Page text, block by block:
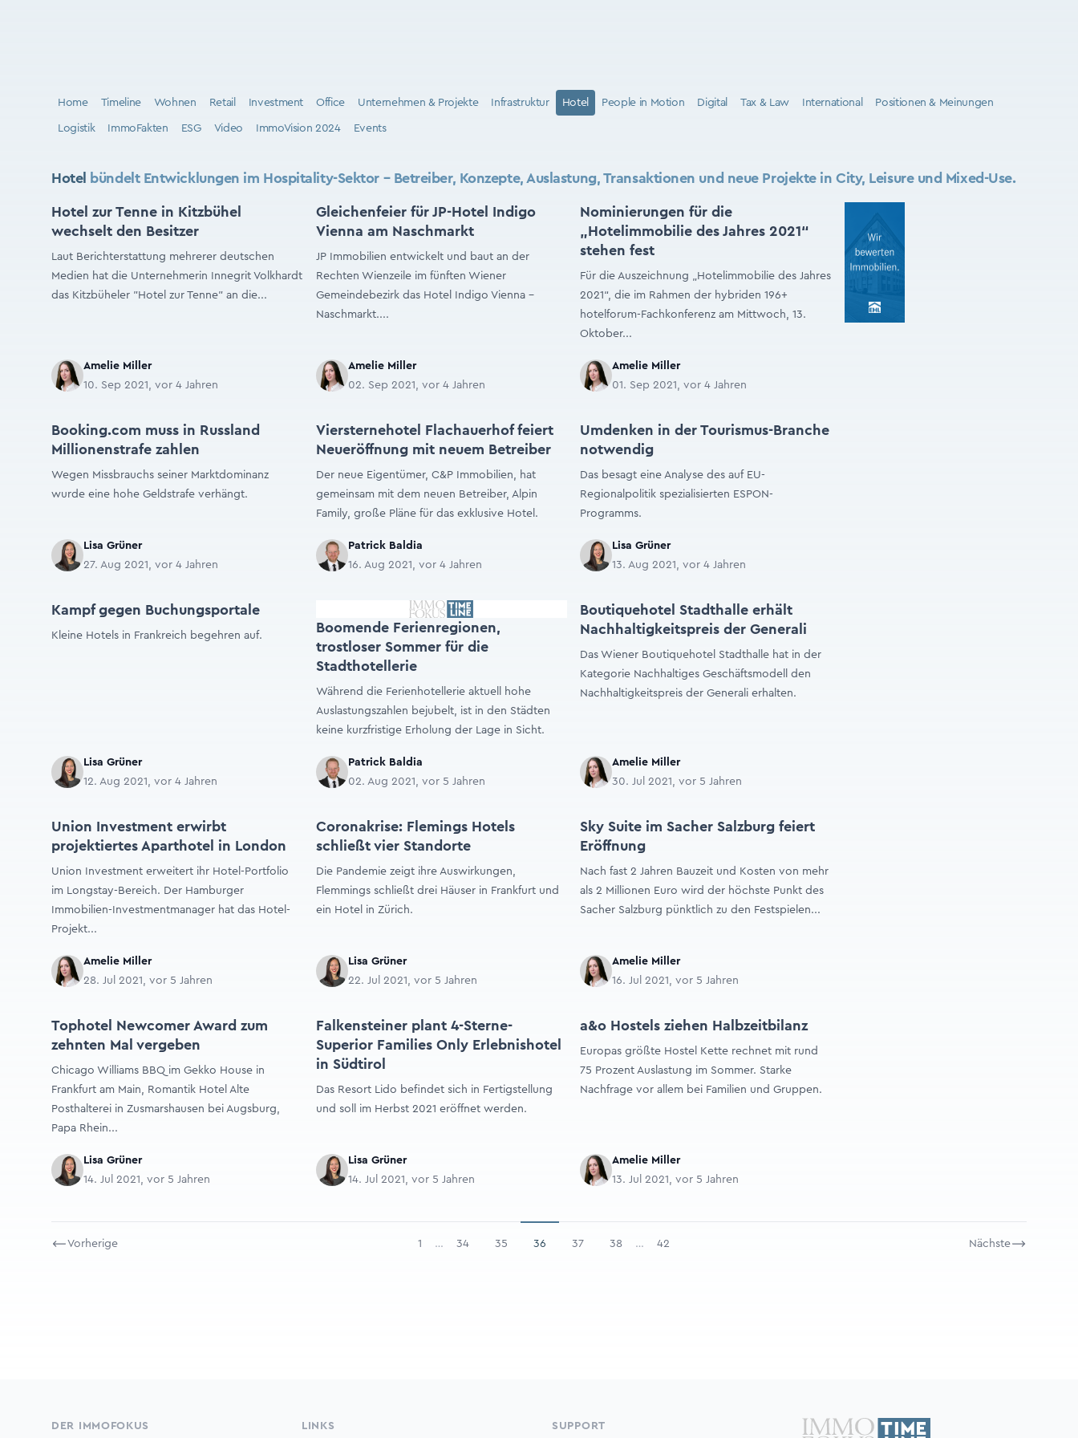
Home Timeline Wohnen Retail Investment Office Unternehmen & Projekte Infrastruktur Hotel People in Motion Digital Tax & Law International Positionen & Meinungen
Logistik ImmoFakten ESG Video ImmoVision 2024 Events
Hotel bündelt Entwicklungen im Hospitality-Sektor – Betreiber, Konzepte, Auslastung, Transaktionen und neue Projekte in City, Leisure und Mixed-Use.
Hotel zur Tenne in Kitzbühel
wechselt den Besitzer
Laut Berichterstattung mehrerer deutschen
Medien hat die Unternehmerin Innegrit Volkhardt
das Kitzbüheler "Hotel zur Tenne" an die...
Amelie Miller
10. Sep 2021, vor 4 Jahren
Gleichenfeier für JP-Hotel Indigo
Vienna am Naschmarkt
JP Immobilien entwickelt und baut an der
Rechten Wienzeile im fünften Wiener
Gemeindebezirk das Hotel Indigo Vienna -
Naschmarkt....
Amelie Miller
02. Sep 2021, vor 4 Jahren
Nominierungen für die
„Hotelimmobilie des Jahres 2021“
stehen fest
Für die Auszeichnung „Hotelimmobilie des Jahres
2021“, die im Rahmen der hybriden 196+
hotelforum-Fachkonferenz am Mittwoch, 13.
Oktober...
Amelie Miller
01. Sep 2021, vor 4 Jahren
Booking.com muss in Russland
Millionenstrafe zahlen
Wegen Missbrauchs seiner Marktdominanz
wurde eine hohe Geldstrafe verhängt.
Lisa Grüner
27. Aug 2021, vor 4 Jahren
Viersternehotel Flachauerhof feiert
Neueröffnung mit neuem Betreiber
Der neue Eigentümer, C&P Immobilien, hat
gemeinsam mit dem neuen Betreiber, Alpin
Family, große Pläne für das exklusive Hotel.
Patrick Baldia
16. Aug 2021, vor 4 Jahren
Umdenken in der Tourismus-Branche
notwendig
Das besagt eine Analyse des auf EU-
Regionalpolitik spezialisierten ESPON-
Programms.
Lisa Grüner
13. Aug 2021, vor 4 Jahren
Kampf gegen Buchungsportale
Kleine Hotels in Frankreich begehren auf.
Lisa Grüner
12. Aug 2021, vor 4 Jahren
Boomende Ferienregionen,
trostloser Sommer für die
Stadthotellerie
Während die Ferienhotellerie aktuell hohe
Auslastungszahlen bejubelt, ist in den Städten
keine kurzfristige Erholung der Lage in Sicht.
Patrick Baldia
02. Aug 2021, vor 5 Jahren
Boutiquehotel Stadthalle erhält
Nachhaltigkeitspreis der Generali
Das Wiener Boutiquehotel Stadthalle hat in der
Kategorie Nachhaltiges Geschäftsmodell den
Nachhaltigkeitspreis der Generali erhalten.
Amelie Miller
30. Jul 2021, vor 5 Jahren
Union Investment erwirbt
projektiertes Aparthotel in London
Union Investment erweitert ihr Hotel-Portfolio
im Longstay-Bereich. Der Hamburger
Immobilien-Investmentmanager hat das Hotel-
Projekt...
Amelie Miller
28. Jul 2021, vor 5 Jahren
Coronakrise: Flemings Hotels
schließt vier Standorte
Die Pandemie zeigt ihre Auswirkungen,
Flemmings schließt drei Häuser in Frankfurt und
ein Hotel in Zürich.
Lisa Grüner
22. Jul 2021, vor 5 Jahren
Sky Suite im Sacher Salzburg feiert
Eröffnung
Nach fast 2 Jahren Bauzeit und Kosten von mehr
als 2 Millionen Euro wird der höchste Punkt des
Sacher Salzburg pünktlich zu den Festspielen...
Amelie Miller
16. Jul 2021, vor 5 Jahren
Tophotel Newcomer Award zum
zehnten Mal vergeben
Chicago Williams BBQ im Gekko House in
Frankfurt am Main, Romantik Hotel Alte
Posthalterei in Zusmarshausen bei Augsburg,
Papa Rhein...
Lisa Grüner
14. Jul 2021, vor 5 Jahren
Falkensteiner plant 4-Sterne-
Superior Families Only Erlebnishotel
in Südtirol
Das Resort Lido befindet sich in Fertigstellung
und soll im Herbst 2021 eröffnet werden.
Lisa Grüner
14. Jul 2021, vor 5 Jahren
a&o Hostels ziehen Halbzeitbilanz
Europas größte Hostel Kette rechnet mit rund
75 Prozent Auslastung im Sommer. Starke
Nachfrage vor allem bei Familien und Gruppen.
Amelie Miller
13. Jul 2021, vor 5 Jahren
Vorherige 1 … 34 35 36 37 38 … 42 Nächste
DER IMMOFOKUS LINKS SUPPORT